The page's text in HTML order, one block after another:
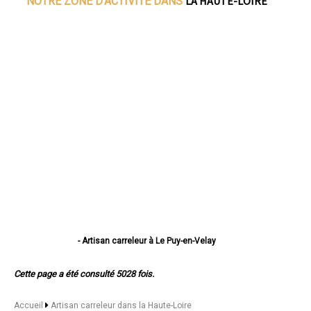
- Artisan carreleur à Le Puy-en-Velay
- Artisan carreleur à Brioude
- Artisan carreleur à Aurec-sur-Loire
Cette page a été consulté 5028 fois.
Accueil Artisan carreleur dans la Haute-Loire